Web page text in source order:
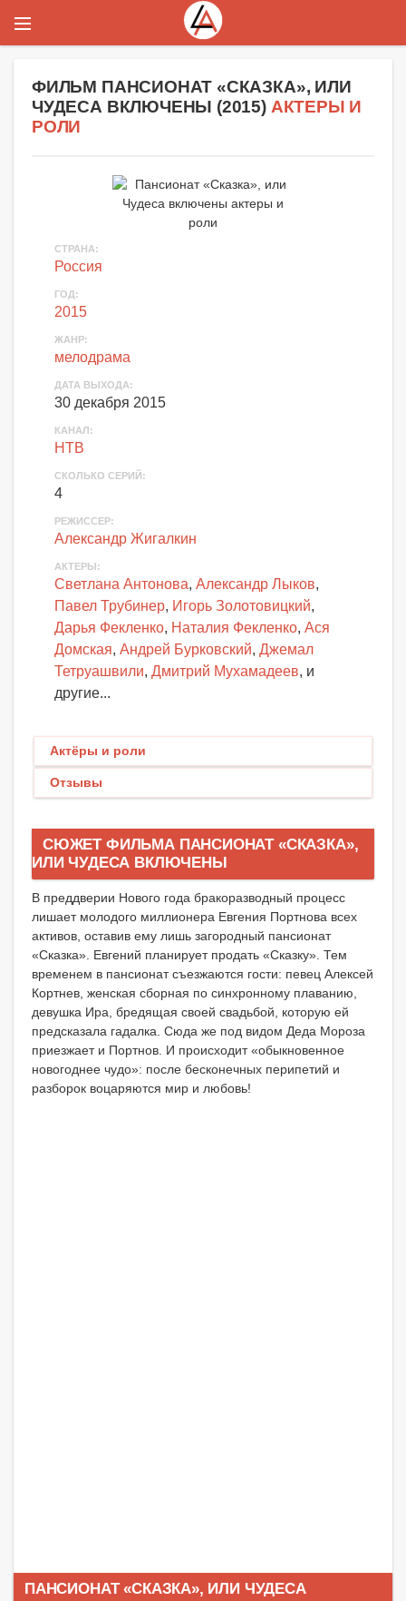
ФИЛЬМ ПАНСИОНАТ «СКАЗКА», ИЛИ
ЧУДЕСА ВКЛЮЧЕНЫ (2015) АКТЕРЫ И
РОЛИ
СТРАНА:
Россия
ГОД:
2015
ЖАНР:
мелодрама
ДАТА ВЫХОДА:
30 декабря 2015
КАНАЛ:
НТВ
СКОЛЬКО СЕРИЙ:
4
РЕЖИССЕР:
Александр Жигалкин
АКТЕРЫ:
Светлана Антонова, Александр Лыков,
Павел Трубинер, Игорь Золотовицкий,
Дарья Фекленко, Наталия Фекленко, Ася
Домская, Андрей Бурковский, Джемал
Тетруашвили, Дмитрий Мухамадеев, и
другие...
Актёры и роли
Отзывы
СЮЖЕТ ФИЛЬМА ПАНСИОНАТ «СКАЗКА»,
ИЛИ ЧУДЕСА ВКЛЮЧЕНЫ
В преддверии Нового года бракоразводный процесс
лишает молодого миллионера Евгения Портнова всех
активов, оставив ему лишь загородный пансионат
«Сказка». Евгений планирует продать «Сказку». Тем
временем в пансионат съезжаются гости: певец Алексей
Кортнев, женская сборная по синхронному плаванию,
девушка Ира, бредящая своей свадьбой, которую ей
предсказала гадалка. Сюда же под видом Деда Мороза
приезжает и Портнов. И происходит «обыкновенное
новогоднее чудо»: после бесконечных перипетий и
разборок воцаряются мир и любовь!
ПАНСИОНАТ «СКАЗКА», ИЛИ ЧУДЕСА